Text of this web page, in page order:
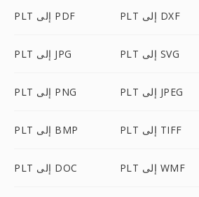
PLT إلى PDF PLT إلى DXF
PLT إلى JPG PLT إلى SVG
PLT إلى PNG PLT إلى JPEG
PLT إلى BMP PLT إلى TIFF
PLT إلى DOC PLT إلى WMF